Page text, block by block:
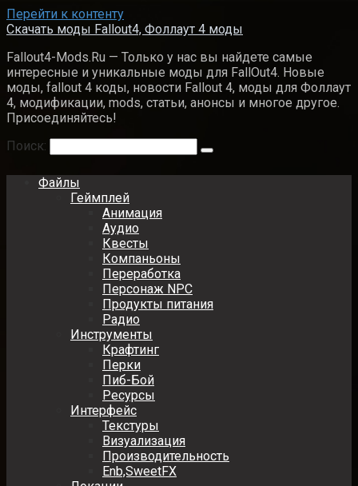
Перейти к контенту
Скачать моды Fallout4, Фоллаут 4 моды
Fallout4-Mods.Ru — Только у нас вы найдете самые
интересные и уникальные моды для FallOut4. Новые
моды, fallout 4 коды, новости Fallout 4, моды для Фоллаут
4, модификации, mods, статьи, анонсы и многое другое.
Присоединяйтесь!
Поиск:
Файлы
Геймплей
Анимация
Аудио
Квесты
Компаньоны
Переработка
Персонаж NPC
Продукты питания
Радио
Инструменты
Крафтинг
Перки
Пиб-Бой
Ресурсы
Интерфейс
Текстуры
Визуализация
Производительность
Enb,SweetFX